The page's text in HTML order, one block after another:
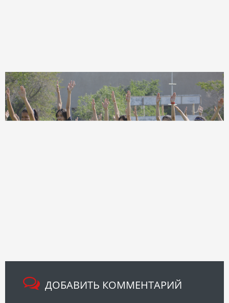
ДОБАВИТЬ КОММЕНТАРИЙ